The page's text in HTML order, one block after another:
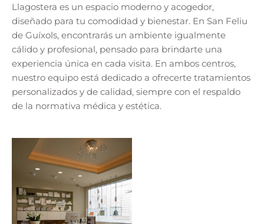
Llagostera es un espacio moderno y acogedor,
diseñado para tu comodidad y bienestar. En San Feliu
de Guíxols, encontrarás un ambiente igualmente
cálido y profesional, pensado para brindarte una
experiencia única en cada visita. En ambos centros,
nuestro equipo está dedicado a ofrecerte tratamientos
personalizados y de calidad, siempre con el respaldo
de la normativa médica y estética.